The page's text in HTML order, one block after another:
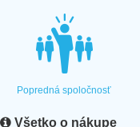
Popredná spoločnosť
Všetko o nákupe